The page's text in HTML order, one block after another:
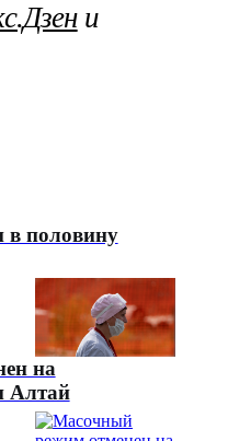
и
в половину
на
Алтай